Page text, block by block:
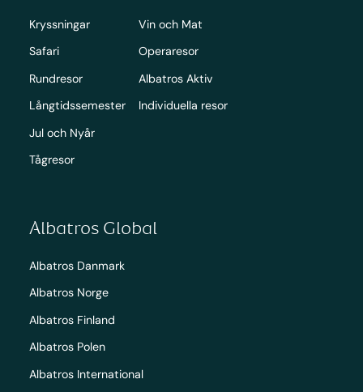
Kryssningar
Safari
Rundresor
Långtidssemester
Jul och Nyår
Tågresor
Vin och Mat
Operaresor
Albatros Aktiv
Individuella resor
Albatros Global
Albatros Danmark
Albatros Norge
Albatros Finland
Albatros Polen
Albatros International